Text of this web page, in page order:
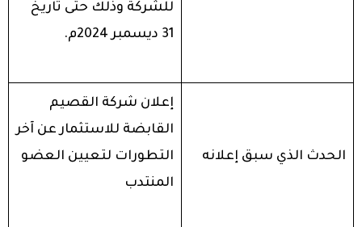
للشركة وذلك حتى تاريخ
31 ديسمبر 2024م.
الحدث الذي سبق إعلانه
إعلان شركة القصيم
القابضة للاستثمار عن آخر
التطورات لتعيين العضو
المنتدب